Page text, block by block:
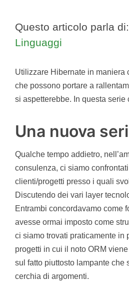
Questo articolo parla di:
Linguaggi
Utilizzare Hibernate in maniera
che possono portare a
si aspetterebbe. In questa
Una nuova
Qualche tempo addietro,
consulenza, ci siamo
clienti/progetti presso i quali
Discutendo dei vari layer
Entrambi concordavamo come
avesse ormai imposto come
ci siamo trovati praticamente in
progetti in cui il noto ORM
sul fatto piuttosto lampante che
cerchia di argomenti.